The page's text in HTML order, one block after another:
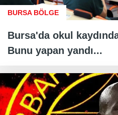
BURSA BÖLGE
Bursa'da okul
Bunu yapan yandı...